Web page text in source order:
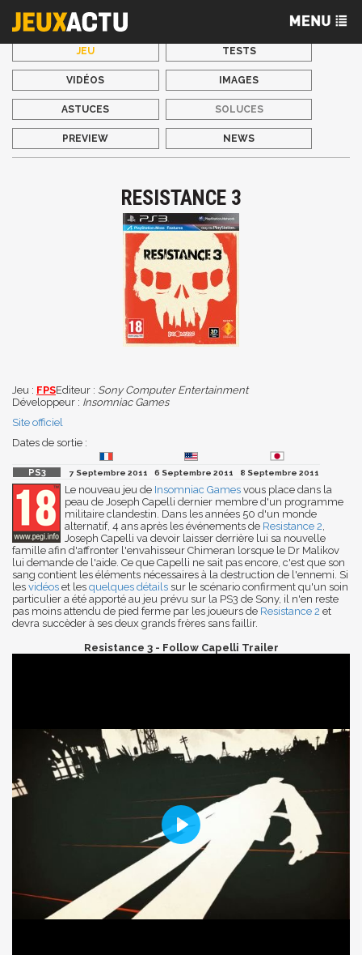
JEU TESTS
VIDÉOS IMAGES
ASTUCES SOLUCES
PREVIEW NEWS
RESISTANCE 3
Jeu : FPSEditeur : Sony Computer Entertainment
Développeur : Insomniac Games
Site officiel
Dates de sortie :
7 Septembre 2011 6 Septembre 2011 8 Septembre 2011
Le nouveau jeu de Insomniac Games vous place dans la
peau de Joseph Capelli dernier membre d'un programme
militaire clandestin. Dans les années 50 d'un monde
alternatif, 4 ans après les événements de Resistance 2,
Joseph Capelli va devoir laisser derrière lui sa nouvelle
famille afin d'affronter l'envahisseur Chimeran lorsque le Dr Malikov
lui demande de l'aide. Ce que Capelli ne sait pas encore, c'est que son
sang contient les éléments nécessaires à la destruction de l'ennemi. Si
les vidéos et les quelques détails sur le scénario confirment qu'un soin
particulier a été apporté au jeu prévu sur la PS3 de Sony, il n'en reste
pas moins attendu de pied ferme par les joueurs de Resistance 2 et
devra succèder à ses deux grands frères sans faillir.
Resistance 3 - Follow Capelli Trailer